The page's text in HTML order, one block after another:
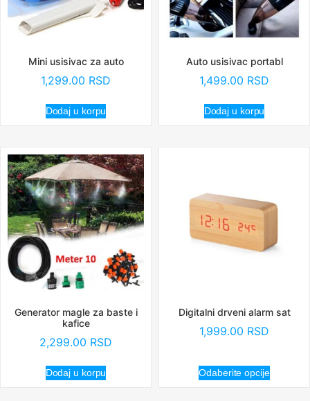
Mini usisivac za auto
1,299.00 RSD
Dodaj u korpu
Auto usisivac portabl
1,499.00 RSD
Dodaj u korpu
Generator magle za baste i
kafice
2,299.00 RSD
Dodaj u korpu
Digitalni drveni alarm sat
1,999.00 RSD
Odaberite opcije